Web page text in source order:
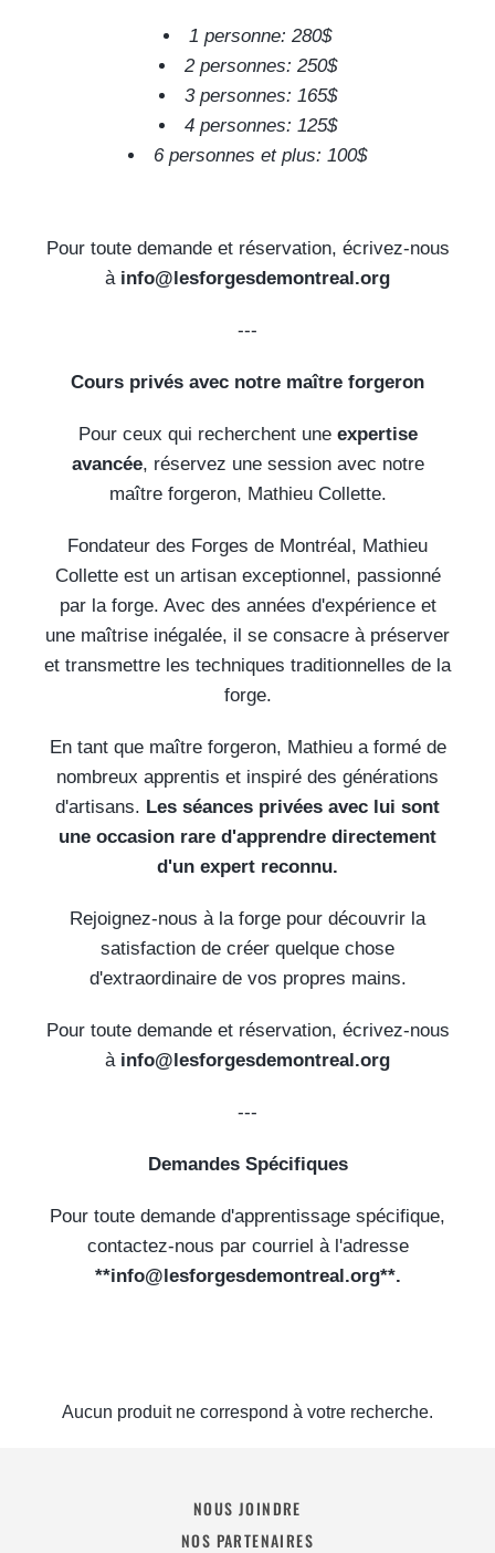
1 personne: 280$
2 personnes: 250$
3 personnes: 165$
4 personnes: 125$
6 personnes et plus: 100$
Pour toute demande et réservation, écrivez-nous
à info@lesforgesdemontreal.org
---
Cours privés avec notre maître forgeron
Pour ceux qui recherchent une expertise
avancée, réservez une session avec notre
maître forgeron, Mathieu Collette.
Fondateur des Forges de Montréal, Mathieu
Collette est un artisan exceptionnel, passionné
par la forge. Avec des années d'expérience et
une maîtrise inégalée, il se consacre à préserver
et transmettre les techniques traditionnelles de la
forge.
En tant que maître forgeron, Mathieu a formé de
nombreux apprentis et inspiré des générations
d'artisans. Les séances privées avec lui sont
une occasion rare d'apprendre directement
d'un expert reconnu.
Rejoignez-nous à la forge pour découvrir la
satisfaction de créer quelque chose
d'extraordinaire de vos propres mains.
Pour toute demande et réservation, écrivez-nous
à info@lesforgesdemontreal.org
---
Demandes Spécifiques
Pour toute demande d'apprentissage spécifique,
contactez-nous par courriel à l'adresse
**info@lesforgesdemontreal.org**.
Aucun produit ne correspond à votre recherche.
NOUS JOINDRE
NOS PARTENAIRES